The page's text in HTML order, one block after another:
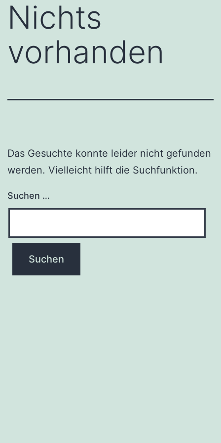
Zum
Inhalt
Nichts
vorhanden
Das Gesuchte konnte leider nicht gefunden
werden. Vielleicht hilft die Suchfunktion.
Suchen …